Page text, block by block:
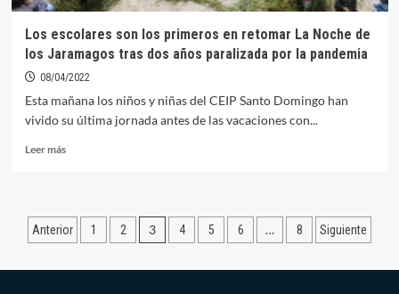
su
económica
Los escolares son los primeros en retomar La Noche de
los Jaramagos tras dos años paralizada por la pandemia
08/04/2022
Esta mañana los niños y niñas del CEIP Santo Domingo han
vivido su última jornada antes de las vacaciones con...
Leer másLeer
escolares
son
Paginación
Anterior 1 2 3 4 5 6 … 8 Siguiente